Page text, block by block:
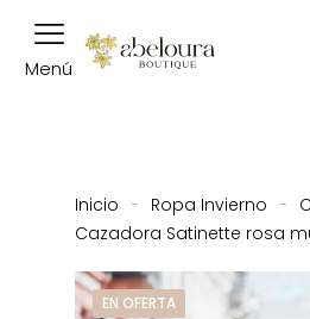
Menú
Inicio - Ropa Invierno -
Cazadora Satinette rosa
EN OFERTA